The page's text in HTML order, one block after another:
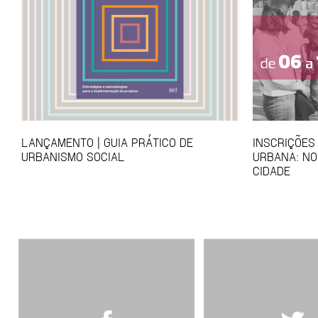
LANÇAMENTO | GUIA PRÁTICO DE
URBANISMO SOCIAL
URBANA:
CIDADE